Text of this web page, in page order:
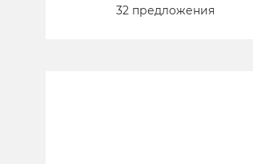
32 предложения